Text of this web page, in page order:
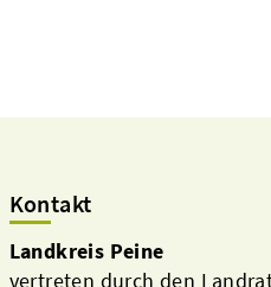
Kontakt
Landkreis Peine
vertreten durch den